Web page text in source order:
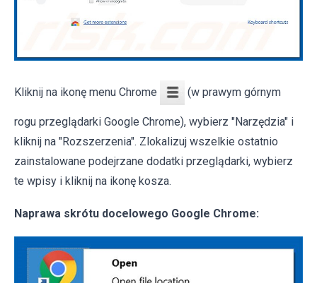
Kliknij na ikonę menu Chrome (w prawym górnym
rogu przeglądarki Google Chrome), wybierz "Narzędzia" i
kliknij na "Rozszerzenia". Zlokalizuj wszelkie ostatnio
zainstalowane podejrzane dodatki przeglądarki, wybierz
te wpisy i kliknij na ikonę kosza.
Naprawa skrótu docelowego Google Chrome: